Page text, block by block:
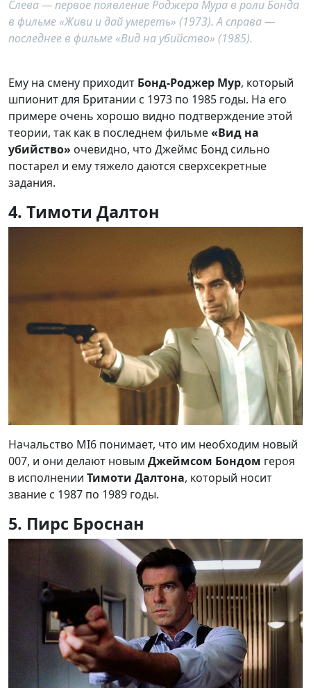
Слева — первое появление Роджера Мура в роли Бонда
в фильме «Живи и дай умереть» (1973). А справа —
последнее в фильме «Вид на убийство» (1985).
Ему на смену приходит Бонд-Роджер Мур, который
шпионит для Британии с 1973 по 1985 годы. На его
примере очень хорошо видно подтверждение этой
теории, так как в последнем фильме«Вид на
убийство» очевидно, что Джеймс Бонд сильно
постарел и ему тяжело даются сверхсекретные
задания.
4. Тимоти Далтон
Начальство MI6 понимает, что им необходим новый
007, и они делают новым Джеймсом Бондом героя
в исполнении Тимоти Далтона, который носит
звание с 1987 по 1989 годы.
5. Пирс Броснан